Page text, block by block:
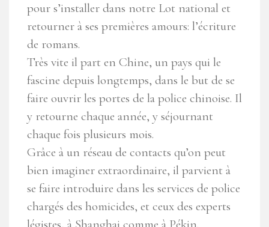
pour s’installer dans notre Lot national et
retourner à ses premières amours: l’écriture
de romans.
Très vite il part en Chine, un pays qui le
fascine depuis longtemps, dans le but de se
faire ouvrir les portes de la police chinoise. Il
y retourne chaque année, y séjournant
chaque fois plusieurs mois.
Grâce à un réseau de contacts qu’on peut
bien imaginer extraordinaire, il parvient à
se faire introduire dans les services de police
chargés des homicides, et ceux des experts